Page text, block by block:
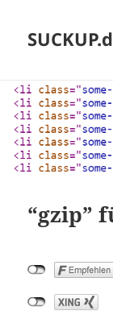
“gzip”